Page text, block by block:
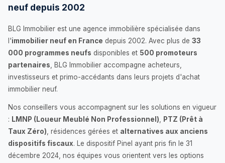
neuf depuis 2002
BLG Immobilier est une agence immobilière spécialisée dans
l'immobilier neuf en France depuis 2002. Avec plus de 33
000 programmes neufs disponibles et 500 promoteurs
partenaires , BLG Immobilier accompagne acheteurs,
investisseurs et primo-accédants dans leurs projets d'achat
immobilier neuf.
Nos conseillers vous accompagnent sur les solutions en vigueur
: LMNP (Loueur Meublé Non Professionnel)
PTZ (Prêt à
Taux Zéro) , résidences gérées et alternatives aux anciens
dispositifs fiscaux. Le dispositif Pinel ayant pris fin le 31
décembre 2024, nos équipes vous orientent vers les options